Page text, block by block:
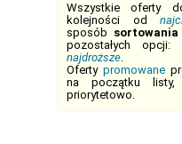
Wszystkie oferty
kolejności od
sposób sortowania
pozostałych opcji:
najdroższe.
Oferty promowane
na początku
priorytetowo.